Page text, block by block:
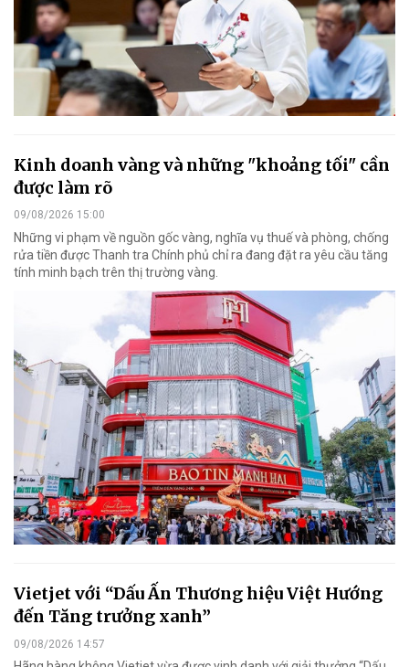
Kinh doanh vàng và những "khoảng tối" cần
được làm rõ
09/08/2026 15:00
Những vi phạm về nguồn gốc vàng, nghĩa vụ thuế và phòng, chống
rửa tiền được Thanh tra Chính phủ chỉ ra đang đặt ra yêu cầu tăng
tính minh bạch trên thị trường vàng.
Vietjet với “Dấu Ấn Thương hiệu Việt Hướng
đến Tăng trưởng xanh”
09/08/2026 14:57